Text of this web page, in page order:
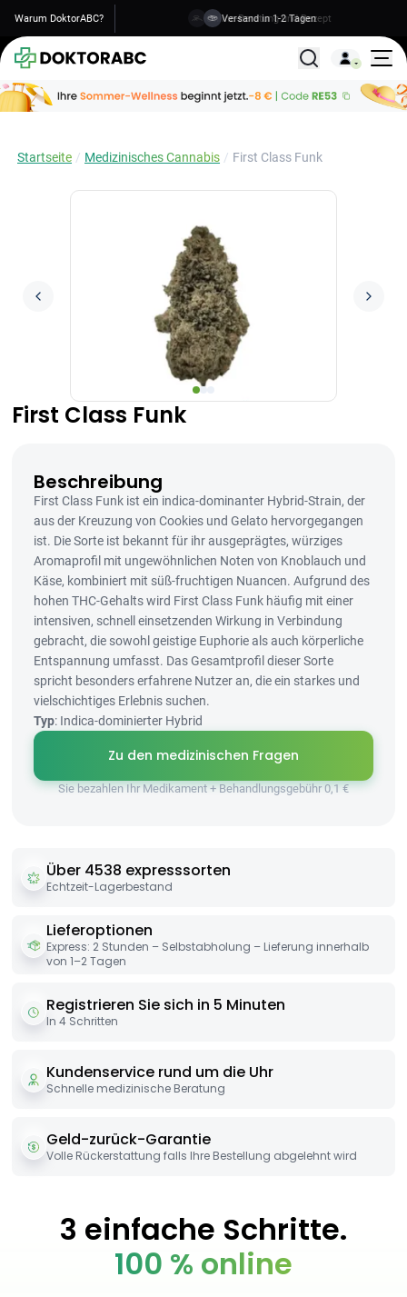
Warum DoktorABC? Versand in 1-2 Tagen
Alle
Startseite Medizinisches Cannabis First Class Funk
First Class Funk
Beschreibung
First Class Funk ist ein indica-dominanter Hybrid-Strain, der
aus der Kreuzung von Cookies und Gelato hervorgegangen
ist. Die Sorte ist bekannt für ihr ausgeprägtes, würziges
Aromaprofil mit ungewöhnlichen Noten von Knoblauch und
Käse, kombiniert mit süß-fruchtigen Nuancen. Aufgrund des
hohen THC-Gehalts wird First Class Funk häufig mit einer
intensiven, schnell einsetzenden Wirkung in Verbindung
gebracht, die sowohl geistige Euphorie als auch körperliche
Entspannung umfasst. Das Gesamtprofil dieser Sorte
spricht besonders erfahrene Nutzer an, die ein starkes und
vielschichtiges Erlebnis suchen.
Typ: Indica-dominierter Hybrid
Zu den medizinischen Fragen
Sie bezahlen Ihr Medikament + Behandlungsgebühr 0,1 €
Über 4538 expresssorten
Echtzeit-Lagerbestand
Lieferoptionen
Express: 2 Stunden – Selbstabholung – Lieferung innerhalb
von 1–2 Tagen
Registrieren Sie sich in 5 Minuten
In 4 Schritten
Kundenservice rund um die Uhr
Schnelle medizinische Beratung
Geld-zurück-Garantie
Volle Rückerstattung falls Ihre Bestellung abgelehnt wird
3 einfache Schritte.
100 % online